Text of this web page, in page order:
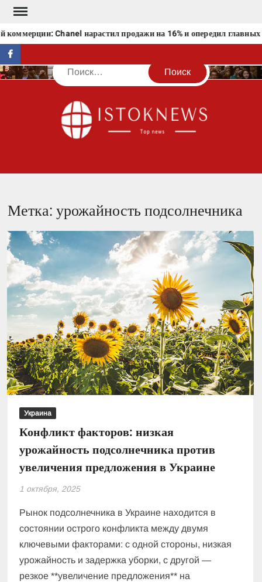
Перейти
содержимомуChanel нарастил продажи на 16% и опередил главных
facebook
Поиск
Метка:урожайность подсолнечника
Украина
Конфликт факторов: низкая
урожайность подсолнечника против
увеличения предложения в Украине
1 октября, 2025
Рынок подсолнечника в Украине находится в
состоянии острого конфликта между двумя
ключевыми факторами: с одной стороны, низкая
урожайность и задержка уборки, с другой —
резкое **увеличение предложения** на